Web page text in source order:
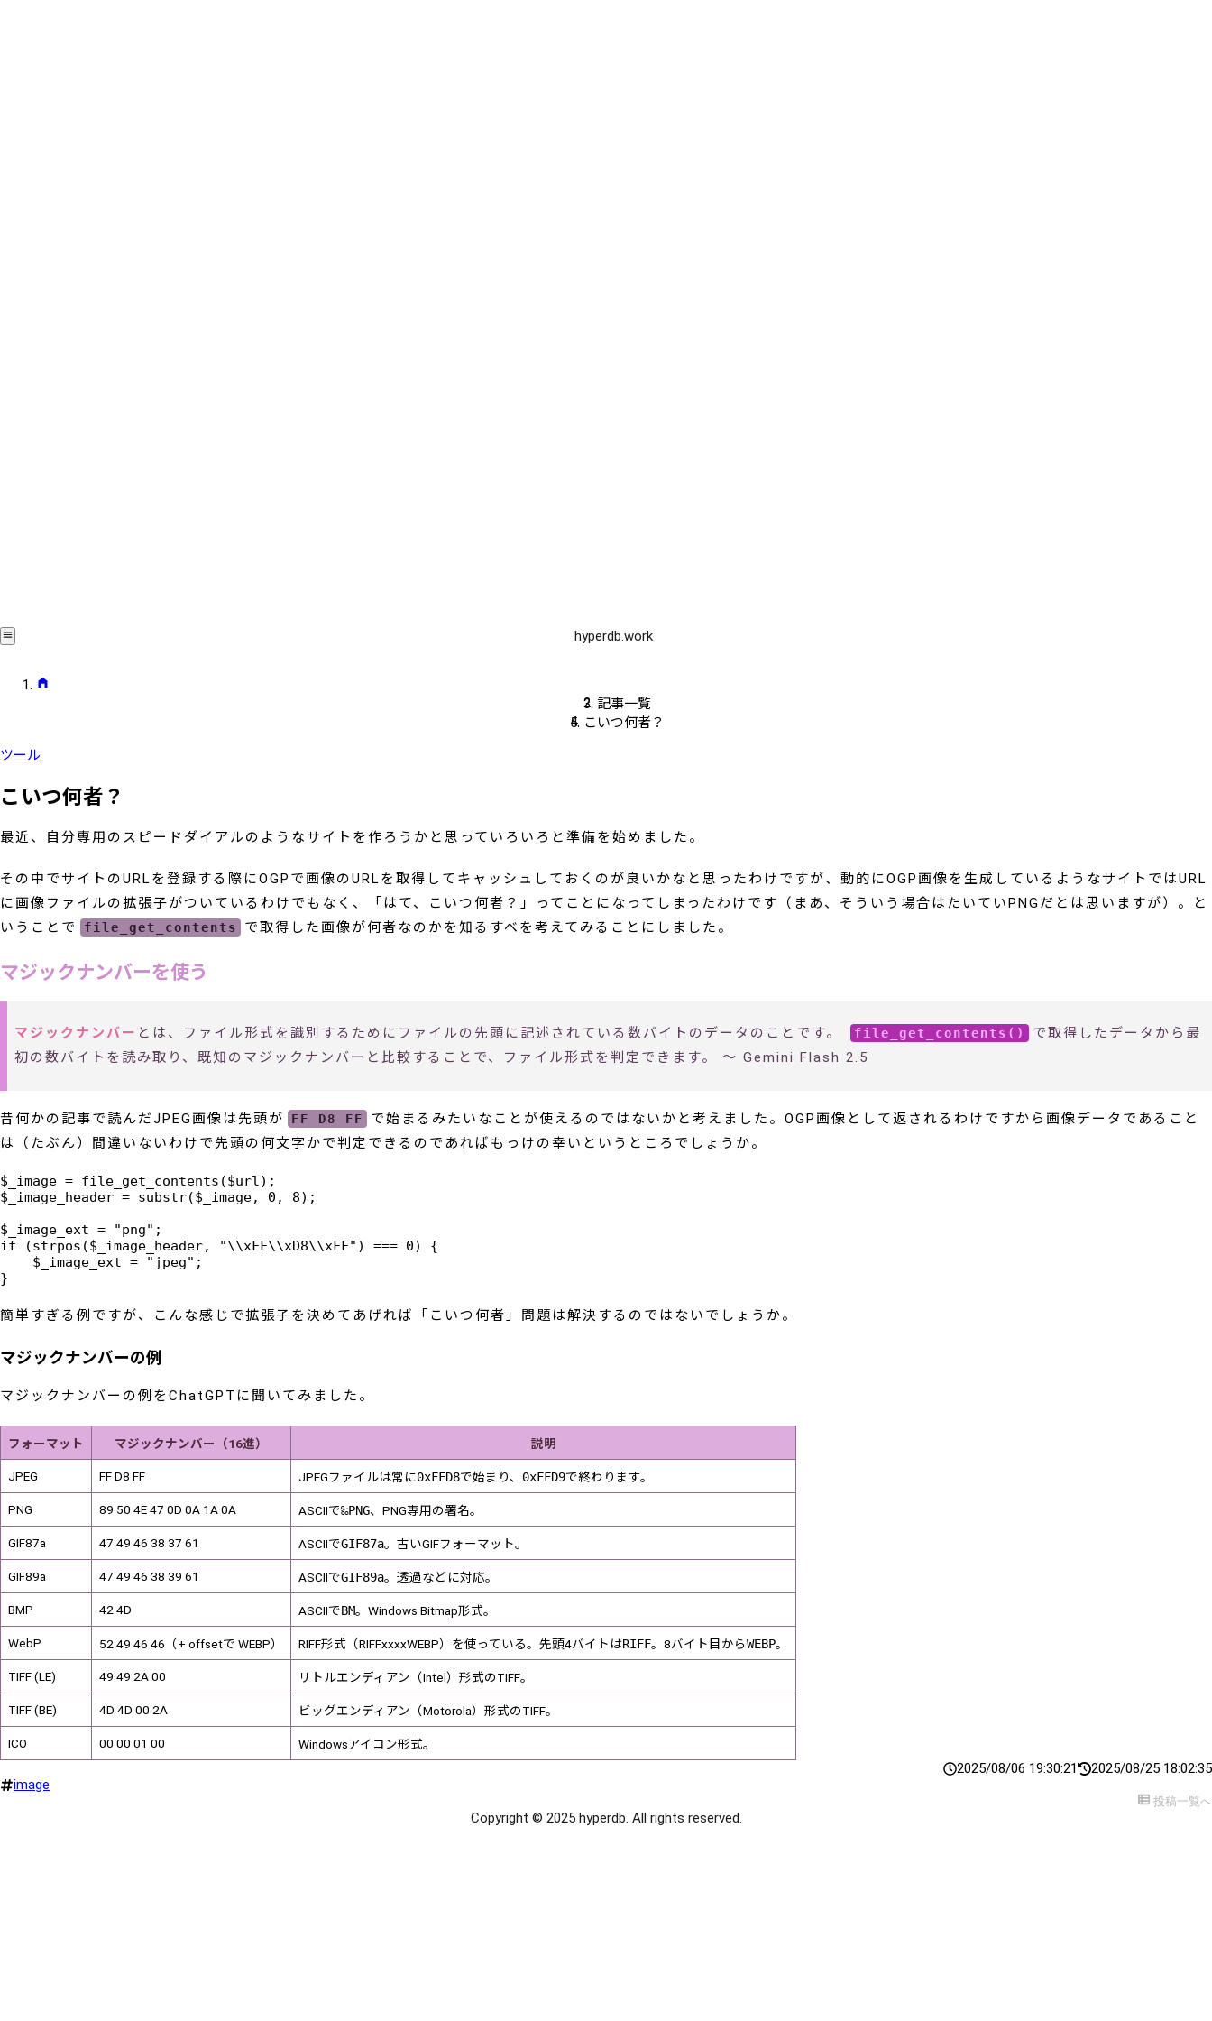
hyperdb.work
記事一覧
こいつ何者？
ツール
こいつ何者？
最近、自分専用のスピードダイアルのようなサイトを作ろうかと思っていろいろと準備を始めました。
その中でサイトのURLを登録する際にOGPで画像のURLを取得してキャッシュしておくのが良いかなと思ったわけですが、動的にOGP画像を生成しているようなサイトではURL
に画像ファイルの拡張子がついているわけでもなく、「はて、こいつ何者？」ってことになってしまったわけです（まあ、そういう場合はたいていPNGだとは思いますが）。と
いうことで
file_get_contents で取得した画像が何者なのかを知るすべを考えてみることにしました。
マジックナンバーを使う
マジックナンバー とは、ファイル形式を識別するためにファイルの先頭に記述されている数バイトのデータのことです。 file_get_contents()
で取得したデータから最
初の数バイトを読み取り、既知のマジックナンバーと比較することで、ファイル形式を判定できます。 ～ Gemini Flash 2.5
昔何かの記事で読んだJPEG画像は先頭が FF D8 FF
で始まるみたいなことが使えるのではないかと考えました。OGP画像として返されるわけですから画像データであること
は（たぶん）間違いないわけで先頭の何文字かで判定できるのであればもっけの幸いというところでしょうか。
$_image = file_get_contents($url);
$_image_header = substr($_image, 0, 8);
$_image_ext = "png";
if (strpos($_image_header, "\\xFF\\xD8\\xFF") === 0) {
    $_image_ext = "jpeg";
簡単すぎる例ですが、こんな感じで拡張子を決めてあげれば「こいつ何者」問題は解決するのではないでしょうか。
マジックナンバーの例
マジックナンバーの例をChatGPTに聞いてみました。
フォーマット マジックナンバー（16進） 説明
JPEG FF D8 FF JPEGファイルは常に0xFFD8で始まり、 0xFFD9で終わります。
PNG 89 50 4E 47 0D 0A 1A 0A ASCIIで‰PNG、PNG専用の署名。
GIF87a 47 49 46 38 37 61 ASCIIでGIF87a。古いGIFフォーマット。
GIF89a 47 49 46 38 39 61 ASCIIでGIF89a。透過などに対応。
BMP 42 4D ASCIIでBM。Windows Bitmap形式。
WebP 52 49 46 46（+ offsetで WEBP） RIFF形式（RIFFxxxxWEBP）を使っている。先頭4バイトはRIFF。8バイト目からWEBP。
TIFF (LE) 49 49 2A 00 リトルエンディアン（Intel）形式のTIFF。
TIFF (BE) 4D 4D 00 2A ビッグエンディアン（Motorola）形式のTIFF。
ICO 00 00 01 00 Windowsアイコン形式。
2025/08/06 19:30:21
2025/08/25 18:02:35
image
投稿一覧へ
Copyright © 2025 hyperdb. All rights reserved.